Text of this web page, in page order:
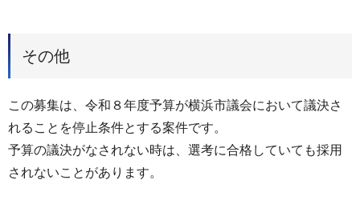
その他
この募集は、令和８年度予算が横浜市議会において議決さ
れることを停止条件とする案件です。
予算の議決がなされない時は、選考に合格していても採用
されないことがあります。